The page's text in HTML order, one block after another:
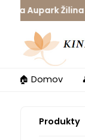
Aupark
🏠 Domov
Produkty